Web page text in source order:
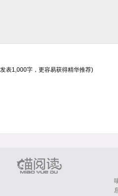
表1,000字，更容易获得精华推荐)